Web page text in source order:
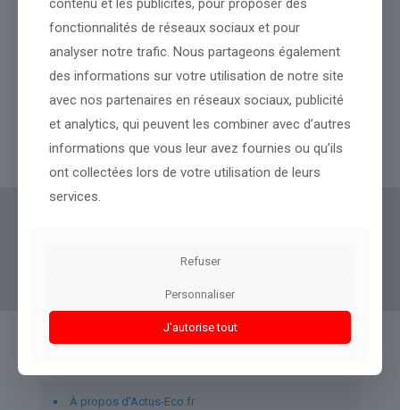
Espagne, Royaume-Uni… Il n’y a pas que la France qui est en
surchauffe à cause de la canicule
Lire l’article
À propos d’Actus-Eco.fr
contenu et les publicités, pour proposer des
fonctionnalités de réseaux sociaux et pour
analyser notre trafic. Nous partageons également
des informations sur votre utilisation de notre site
avec nos partenaires en réseaux sociaux, publicité
et analytics, qui peuvent les combiner avec d’autres
informations que vous leur avez fournies ou qu’ils
ont collectées lors de votre utilisation de leurs
services.
Refuser
Personnaliser
J'autorise tout